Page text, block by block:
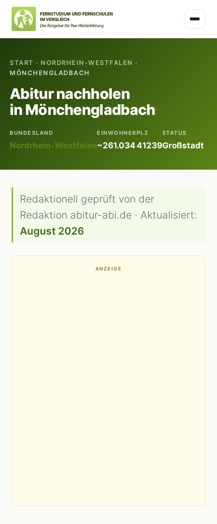
START · NORDRHEIN-WESTFALEN ·
MÖNCHENGLADBACH
Abitur nachholen
in Mönchengladbach
BUNDESLAND
Nordrhein-Westfalen
EINWOHNER
~261.034
PLZ
41239
STATUS
Großstadt
Redaktionell geprüft von der
Redaktion abitur-abi.de · Aktualisiert:
August 2026
ANZEIGE